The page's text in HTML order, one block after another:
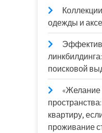
одежды и
поисковой
«Желание
квартиру,
проживание